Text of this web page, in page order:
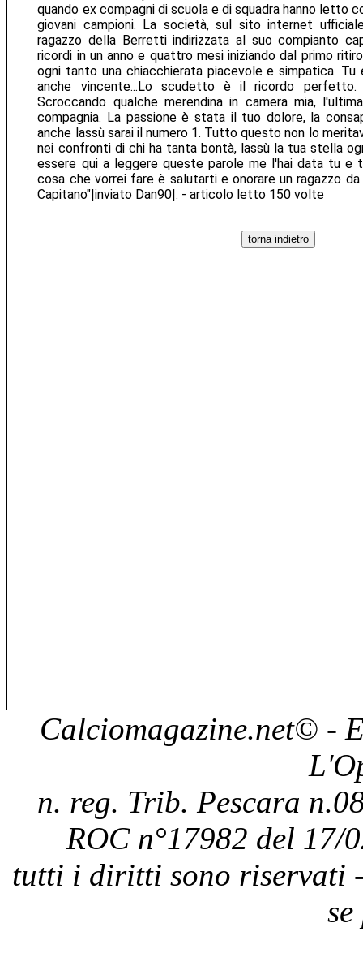
quando ex compagni di scuola e di squadra hanno letto
giovani campioni. La società, sul sito internet
ragazzo della Berretti indirizzata al suo compianto
ricordi in un anno e quattro mesi iniziando dal primo
ogni tanto una chiacchierata piacevole e simpatica. Tu
anche vincente...Lo scudetto è il ricordo
Scroccando qualche merendina in camera mia,
compagnia. La passione è stata il tuo dolore, la
anche lassù sarai il numero 1. Tutto questo non lo
nei confronti di chi ha tanta bontà, lassù la tua stella
essere qui a leggere queste parole me l'hai data tu e
cosa che vorrei fare è salutarti e onorare un ragazzo da
Capitano"|inviato Dan90|. - articolo letto 150 volte
Calciomagazine.net© -
n. reg. Trib. Pescara
ROC n°17982 del 17/
tutti i diritti sono riservati